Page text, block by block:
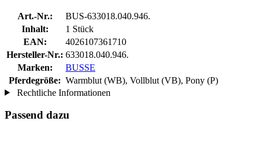
Art.-Nr.:
BUS-633018.040.946.
Inhalt:
1 Stück
EAN:
4026107361710
Hersteller-Nr.: 633018.040.946.
Marken:
BUSSE
Pferdegröße: Warmblut (WB), Vollblut (VB), Pony (P)
Rechtliche Informationen
Passend dazu